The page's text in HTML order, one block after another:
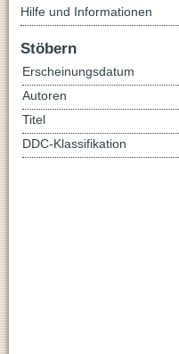
Hilfe und Informationen
Stöbern
Erscheinungsdatum
Autoren
Titel
DDC-Klassifikation